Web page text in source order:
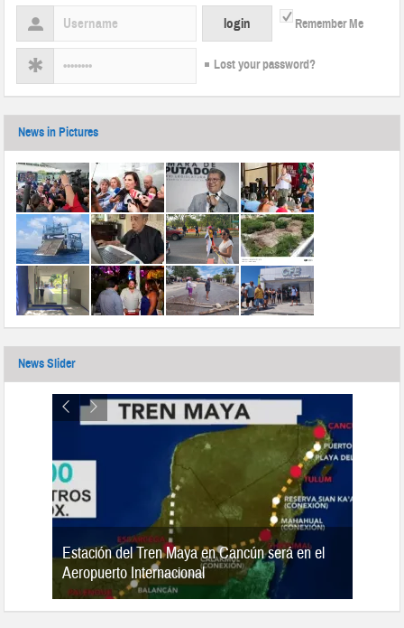
Remember Me
Lost your password?
News in Pictures
News Slider
Estación del Tren Maya en Cancún será en el
Aeropuerto Internacional